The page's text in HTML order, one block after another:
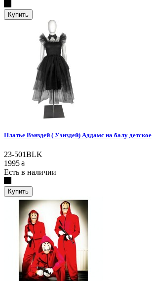
Купить
Платье Вэнздей ( Уэнздей) Аддамс на балу детское
23-501BLK
1995 ₴
Есть в наличии
Купить